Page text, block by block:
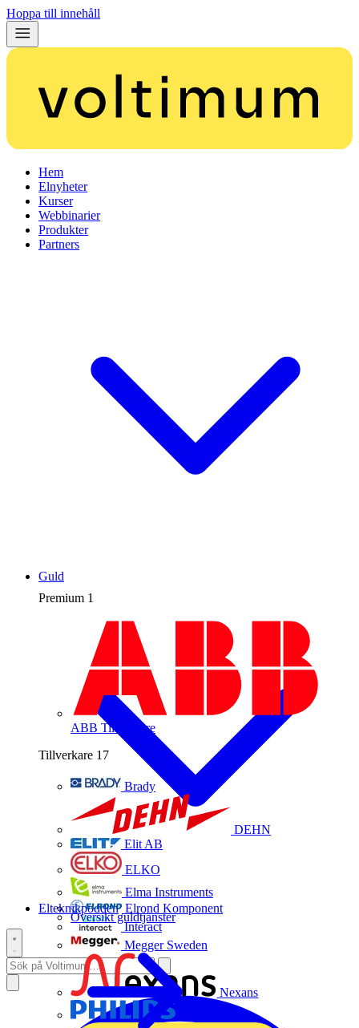
Hoppa till innehåll
Hem
Elnyheter
Kurser
Webbinarier
Produkter
Partners
Premium 1
ABB Tillverkare
Tillverkare 17
Brady
DEHN
Elit AB
ELKO
Elma Instruments
Elrond Komponent
Interact
Megger Sweden
Nexans
Guld
Översikt guldtjänster
Elteknikpodden